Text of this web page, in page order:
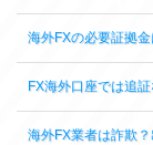
海外FXの必要証拠
FX海外口座では追
海外FX業者は詐欺